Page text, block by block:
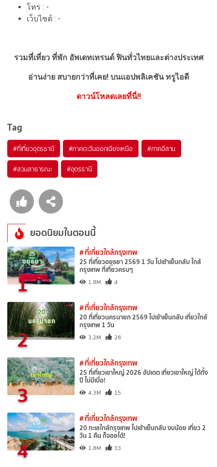
โทร : -
เว็บไซต์ : -
รวมที่เที่ยว ที่พัก อัพเดทเทรนด์ ฟินทั่วไทยและต่างประเทศ
อ่านง่าย สบายกว่าที่เคย! บนแอปพลิเคชัน ทรูไอดี
ดาวน์โหลดเลยที่นี่!!
Tag
#ที่เที่ยวอุดรธานี #ภาคตะวันออกเฉียงเหนือ #ภาคอีสาน
#สวนสาธารณะ #อุดรธานี
ยอดนิยมในตอนนี้
1
# ที่เที่ยวใกล้กรุงเทพ
25 ที่เที่ยวอยุธยา 2569 1 วัน ไปเช้าเย็นกลับ ใกล้
กรุงเทพ ที่เที่ยวครบๆ
1.8M 4
2
# ที่เที่ยวใกล้กรุงเทพ
20 ที่เที่ยวนครนายก 2569 ไปเช้าเย็นกลับ เที่ยวใกล้
กรุงเทพ 1 วัน
3.2M 28
3
# ที่เที่ยวใกล้กรุงเทพ
25 ที่เที่ยวเขาใหญ่ 2026 อัปเดต เที่ยวเขาใหญ่ ได้ทั้ง
ปี ไม่มีเบื่อ!
4.3M 15
4
# ที่เที่ยวใกล้กรุงเทพ
20 ทะเลใกล้กรุงเทพ ไปเช้าเย็นกลับ งบน้อย เที่ยว 2
วัน 1 คืน ก็จอยได้!
1.8M 33